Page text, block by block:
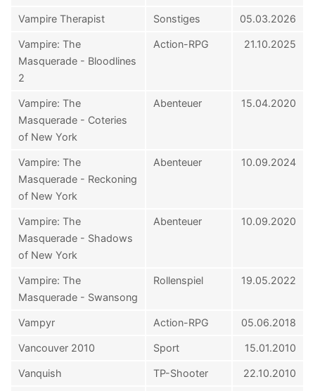
Vampire Therapist Sonstiges 05.03.2026
Vampire: The
Masquerade - Bloodlines
2
Action-RPG 21.10.2025
Vampire: The
Masquerade - Coteries
of New York
Abenteuer 15.04.2020
Vampire: The
Masquerade - Reckoning
of New York
Abenteuer 10.09.2024
Vampire: The
Masquerade - Shadows
of New York
Abenteuer 10.09.2020
Vampire: The
Masquerade - Swansong
Rollenspiel 19.05.2022
Vampyr Action-RPG 05.06.2018
Vancouver 2010 Sport 15.01.2010
Vanquish TP-Shooter 22.10.2010